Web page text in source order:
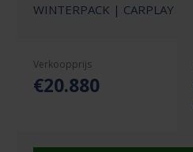
WINTERPACK | CARPLAY
Verkoopprijs
€20.880